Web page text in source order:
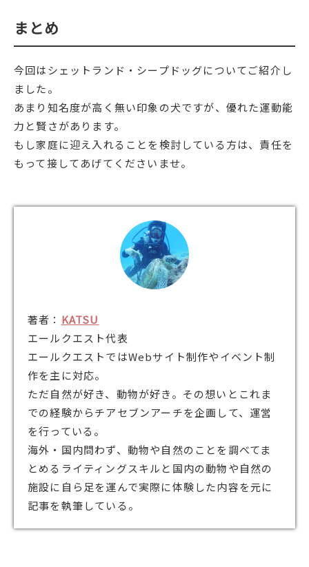
まとめ
今回はシェットランド・シープドッグについてご紹介し
ました。
あまり知名度が高く無い印象の犬ですが、優れた運動能
力と賢さがあります。
もし家庭に迎え入れることを検討している方は、責任を
もって接してあげてくださいませ。
著者： KATSU
エールクエスト代表
エールクエストではWebサイト制作やイベント制
作を主に対応。
ただ自然が好き、動物が好き。その想いとこれま
での経験からチアセブンアーチを企画して、運営
を行っている。
海外・国内問わず、動物や自然のことを調べてま
とめるライティングスキルと国内の動物や自然の
施設に自ら足を運んで実際に体験した内容を元に
記事を執筆している。